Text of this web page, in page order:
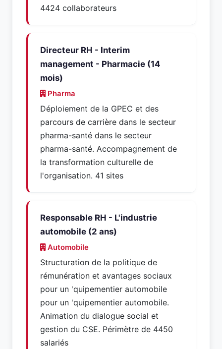
4424 collaborateurs
Directeur RH - Interim
management - Pharmacie (14
mois)
Pharma
Déploiement de la GPEC et des
parcours de carrière dans le secteur
pharma-santé dans le secteur
pharma-santé. Accompagnement de
la transformation culturelle de
l'organisation. 41 sites
Responsable RH - L'industrie
automobile (2 ans)
Automobile
Structuration de la politique de
rémunération et avantages sociaux
pour un 'quipementier automobile
pour un 'quipementier automobile.
Animation du dialogue social et
gestion du CSE. Périmètre de 4450
salariés